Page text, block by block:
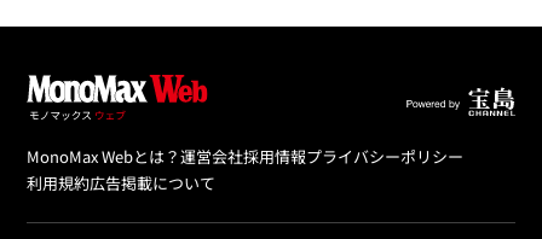
MonoMax Webとは？運営会社採用情報プライバシーポリシー
利用規約広告掲載について